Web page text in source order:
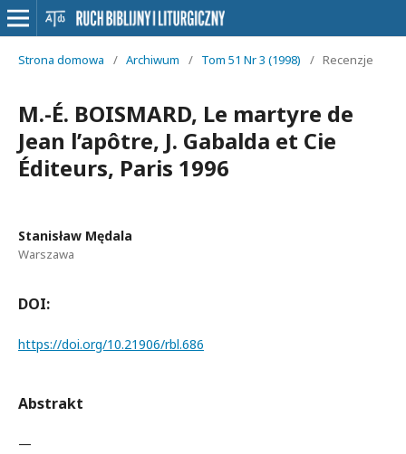
Strona domowa / Archiwum / Tom 51 Nr 3 (1998) / Recenzje
M.-É. BOISMARD, Le martyre de
Jean l’apôtre, J. Gabalda et Cie
Éditeurs, Paris 1996
Stanisław Mędala
Warszawa
DOI:
https://doi.org/10.21906/rbl.686
Abstrakt
—